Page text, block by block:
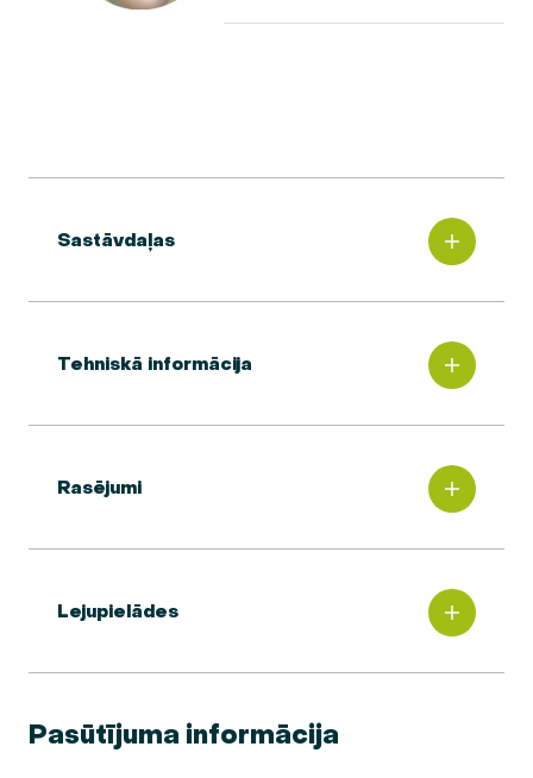
Sastāvdaļas
Tehniskā informācija
Rasējumi
Lejupielādes
Pasūtījuma informācija